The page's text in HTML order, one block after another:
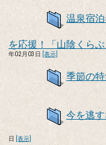
温泉宿
を応援！「山陰くら
年02月03日
[表示]
季節の
今を逃
日 [表示]